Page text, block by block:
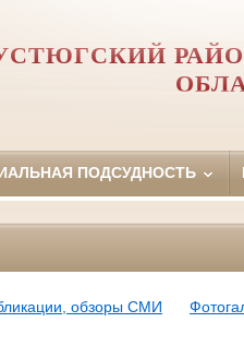
ПОДСУДНОСТЬ
обзоры СМИ